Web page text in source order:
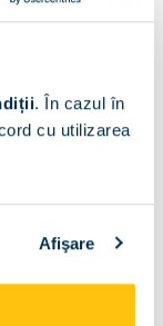
. În cazul în
cu utilizarea
Afişare
din
si